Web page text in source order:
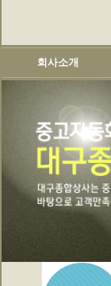
회사소개